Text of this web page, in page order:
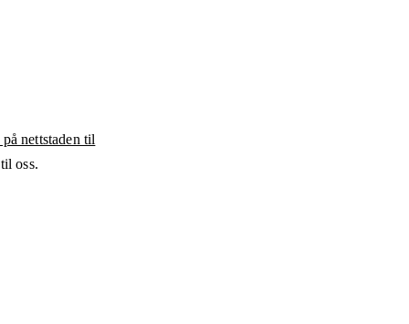
nettstaden til
oss.